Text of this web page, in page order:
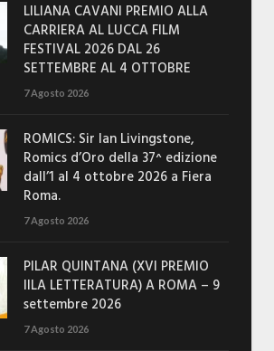
LILIANA CAVANI PREMIO ALLA
CARRIERA AL LUCCA FILM
FESTIVAL 2026 DAL 26
SETTEMBRE AL 4 OTTOBRE
7 Agosto 2026
ROMICS: Sir Ian Livingstone,
Romics d’Oro della 37^ edizione
dall’1 al 4 ottobre 2026 a Fiera
Roma.
7 Agosto 2026
PILAR QUINTANA (XVI PREMIO
IILA LETTERATURA) A ROMA – 9
settembre 2026
7 Agosto 2026